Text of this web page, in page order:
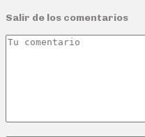
Salir de los comentarios